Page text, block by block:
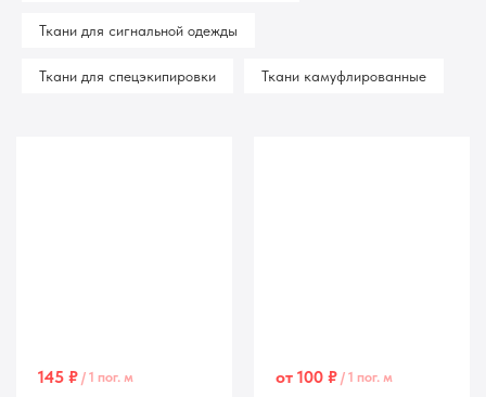
Ткани для сигнальной одежды
Ткани для спецэкипировки Ткани камуфлированные
145 ₽ / 1 пог. м от 100 ₽ / 1 пог. м